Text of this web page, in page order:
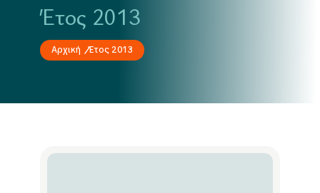
Έτος 2013
Αρχική Έτος 2013